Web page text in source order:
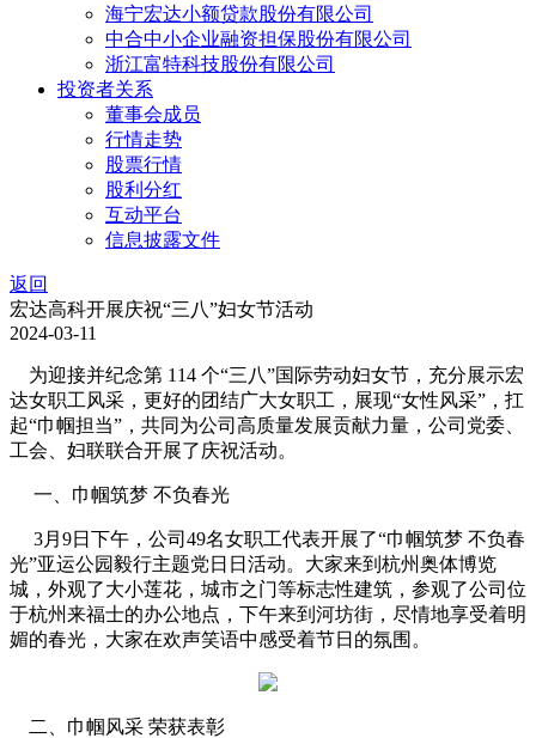
海宁宏达小额贷款股份有限公司
中合中小企业融资担保股份有限公司
浙江富特科技股份有限公司
投资者关系
董事会成员
行情走势
股票行情
股利分红
互动平台
信息披露文件
返回
宏达高科开展庆祝“三八”妇女节活动
2024-03-11
为迎接并纪念第 114 个“三八”国际劳动妇女节，充分展示宏
达女职工风采，更好的团结广大女职工，展现“女性风采”，扛
起“巾帼担当”，共同为公司高质量发展贡献力量，公司党委、
工会、妇联联合开展了庆祝活动。
一、巾帼筑梦 不负春光
3月9日下午，公司49名女职工代表开展了“巾帼筑梦 不负春
光”亚运公园毅行主题党日日活动。大家来到杭州奥体博览
城，外观了大小莲花，城市之门等标志性建筑，参观了公司位
于杭州来福士的办公地点，下午来到河坊街，尽情地享受着明
媚的春光，大家在欢声笑语中感受着节日的氛围。
二、巾帼风采 荣获表彰